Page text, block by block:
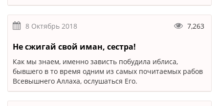
8 Октябрь 2018 7,263
Не сжигай свой иман, сестра!
Как мы знаем, именно зависть побудила иблиса,
бывшего в то время одним из самых почитаемых рабов
Всевышнего Аллаха, ослушаться Его.